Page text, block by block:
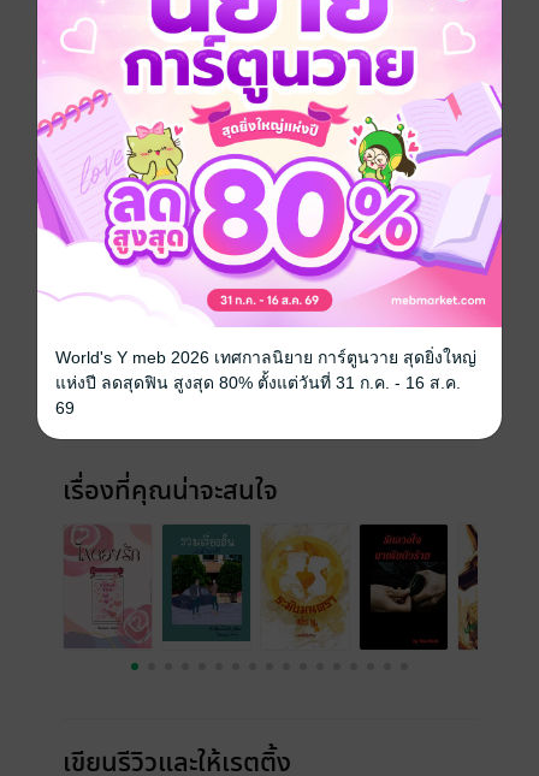
หนังสือ(สกุณาน่ารัก) เล่มนี้ เป็นกาพย์กลอนบรรยายภาพ
เรื่องนกชนิดต่างๆที่พบเห็นได้ในเมืองไทย มีภาพประกอบ
สีสันชัดเจนทุกหน้า คำบรรยายก็อ่านง่ายทุกถ้อยคำ
หนังสือภาพ
ซีรีส์ สกุณาน่ารัก
25 กันยายน 2566
ความยาว 23 หน้า (≈ 478 คำ)
เรื่องที่คุณน่าจะสนใจ
เขียนรีวิวและให้เรตติ้ง
World's Y meb 2026 เทศกาลนิยาย การ์ตูนวาย สุดยิ่งใหญ่
แห่งปี ลดสุดฟิน สูงสุด 80% ตั้งแต่วันที่ 31 ก.ค. - 16 ส.ค.
69